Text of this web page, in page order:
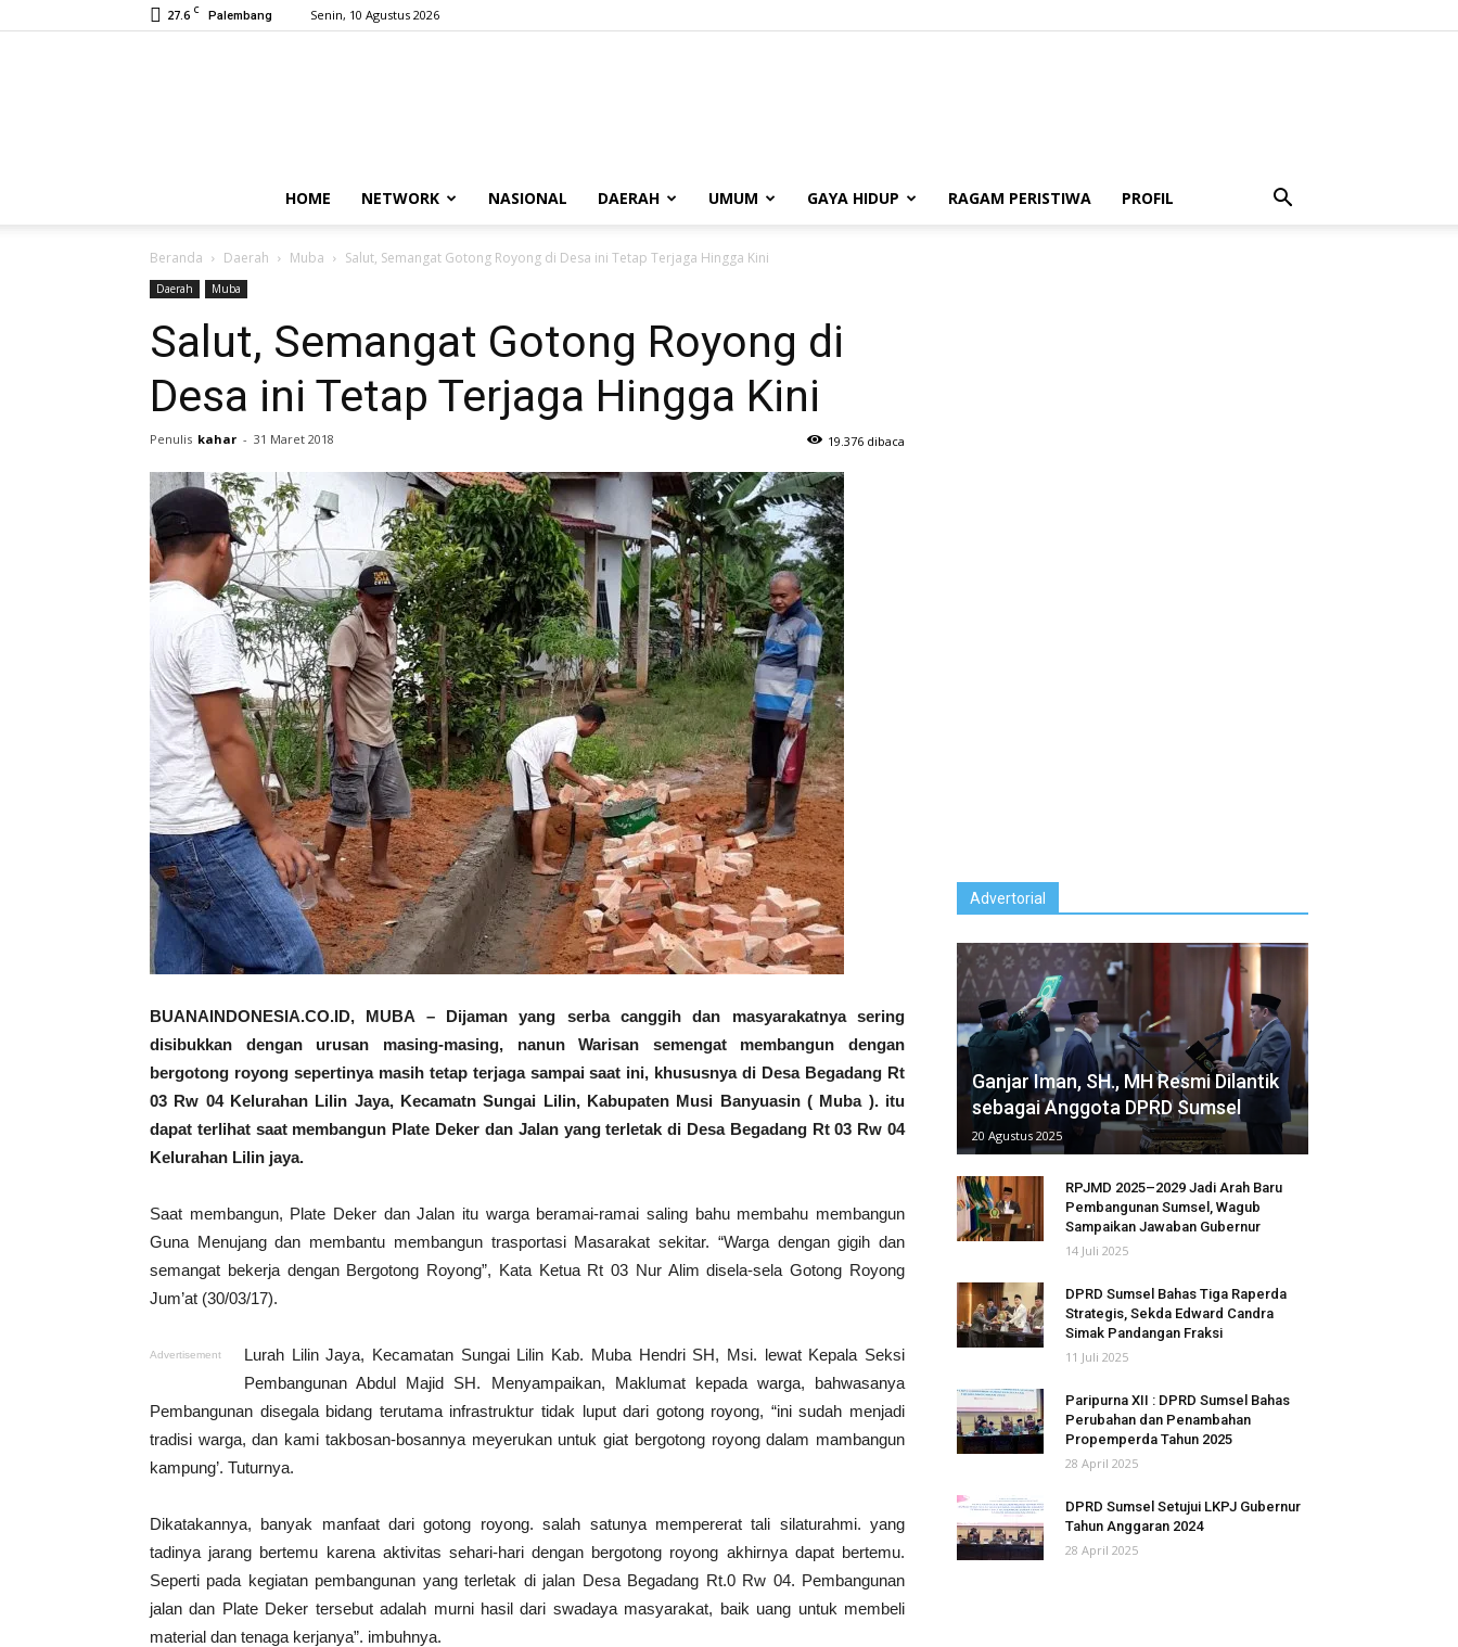
27.6 C Palembang Senin, 10 Agustus 2026
HOME NETWORK NASIONAL DAERAH UMUM GAYA HIDUP RAGAM PERISTIWA PROFIL
Beranda Daerah Muba Salut, Semangat Gotong Royong di Desa ini Tetap Terjaga Hingga Kini
Daerah Muba
Salut, Semangat Gotong Royong di
Desa ini Tetap Terjaga Hingga Kini
Penulis kahar - 31 Maret 2018 19.376 dibaca
BUANAINDONESIA.CO.ID, MUBA – Dijaman yang serba canggih dan masyarakatnya sering
disibukkan dengan urusan masing-masing, nanun Warisan semengat membangun dengan
bergotong royong sepertinya masih tetap terjaga sampai saat ini, khususnya di Desa Begadang Rt
03 Rw 04 Kelurahan Lilin Jaya, Kecamatn Sungai Lilin, Kabupaten Musi Banyuasin ( Muba ). itu
dapat terlihat saat membangun Plate Deker dan Jalan yang terletak di Desa Begadang Rt 03 Rw 04
Kelurahan Lilin jaya.
Saat membangun, Plate Deker dan Jalan itu warga beramai-ramai saling bahu membahu membangun
Guna Menujang dan membantu membangun trasportasi Masarakat sekitar. “Warga dengan gigih dan
semangat bekerja dengan Bergotong Royong”, Kata Ketua Rt 03 Nur Alim disela-sela Gotong Royong
Jum’at (30/03/17).
Advertisement
Lurah Lilin Jaya, Kecamatan Sungai Lilin Kab. Muba Hendri SH, Msi. lewat Kepala Seksi
Pembangunan Abdul Majid SH. Menyampaikan, Maklumat kepada warga, bahwasanya
Pembangunan disegala bidang terutama infrastruktur tidak luput dari gotong royong, “ini sudah menjadi
tradisi warga, dan kami takbosan-bosannya meyerukan untuk giat bergotong royong dalam mambangun
kampung’. Tuturnya.
Dikatakannya, banyak manfaat dari gotong royong. salah satunya mempererat tali silaturahmi. yang
tadinya jarang bertemu karena aktivitas sehari-hari dengan bergotong royong akhirnya dapat bertemu.
Seperti pada kegiatan pembangunan yang terletak di jalan Desa Begadang Rt.0 Rw 04. Pembangunan
jalan dan Plate Deker tersebut adalah murni hasil dari swadaya masyarakat, baik uang untuk membeli
material dan tenaga kerjanya”. imbuhnya.
Advertorial
Ganjar Iman, SH., MH Resmi Dilantik
sebagai Anggota DPRD Sumsel
20 Agustus 2025
RPJMD 2025–2029 Jadi Arah Baru
Pembangunan Sumsel, Wagub
Sampaikan Jawaban Gubernur
14 Juli 2025
DPRD Sumsel Bahas Tiga Raperda
Strategis, Sekda Edward Candra
Simak Pandangan Fraksi
11 Juli 2025
Paripurna XII : DPRD Sumsel Bahas
Perubahan dan Penambahan
Propemperda Tahun 2025
28 April 2025
DPRD Sumsel Setujui LKPJ Gubernur
Tahun Anggaran 2024
28 April 2025